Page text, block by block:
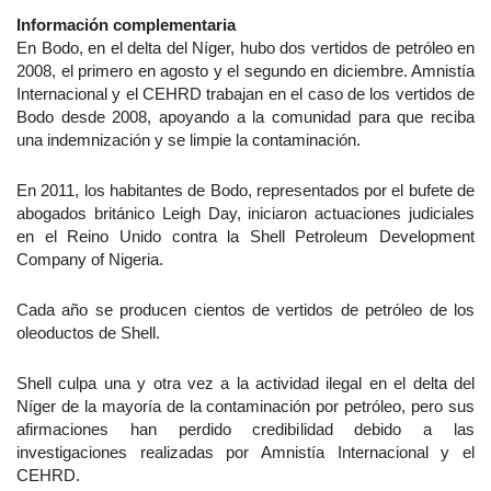
Información complementaria
En Bodo, en el delta del Níger, hubo dos vertidos de petróleo en
2008, el primero en agosto y el segundo en diciembre. Amnistía
Internacional y el CEHRD trabajan en el caso de los vertidos de
Bodo desde 2008, apoyando a la comunidad para que reciba
una indemnización y se limpie la contaminación.
En 2011, los habitantes de Bodo, representados por el bufete de
abogados británico Leigh Day, iniciaron actuaciones judiciales
en el Reino Unido contra la Shell Petroleum Development
Company of Nigeria.
Cada año se producen cientos de vertidos de petróleo de los
oleoductos de Shell.
Shell culpa una y otra vez a la actividad ilegal en el delta del
Níger de la mayoría de la contaminación por petróleo, pero sus
afirmaciones han perdido credibilidad debido a las
investigaciones realizadas por Amnistía Internacional y el
CEHRD.